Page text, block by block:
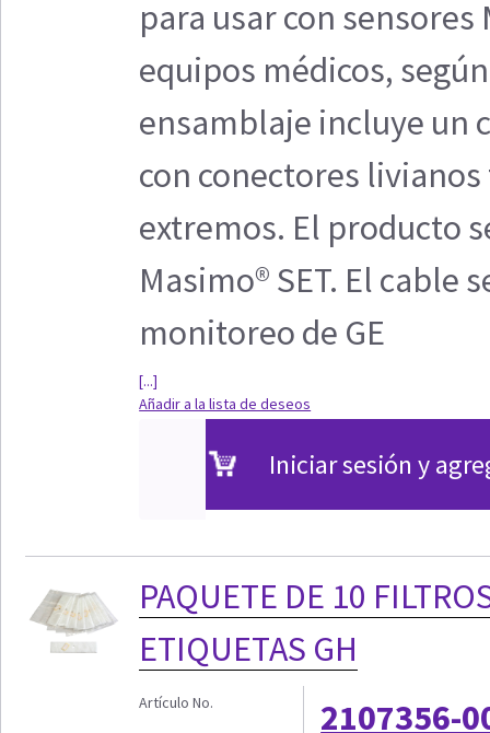
para usar con sensores
equipos médicos,
ensamblaje incluye un
con conectores
extremos. El producto
Masimo® SET. El cable
monitoreo de GE
[...]
Añadir a la lista de deseos
Iniciar sesión y
PAQUETE DE 10
ETIQUETAS GH
Artículo No. 2107356-